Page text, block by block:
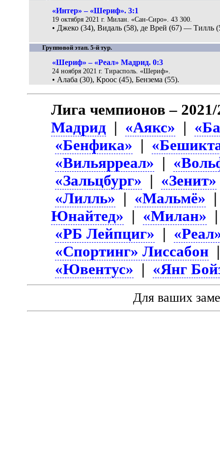
«Интер» – «Шериф». 3:1
19 октября 2021 г. Милан. «Сан-Сиро». 43 300.
• Джеко (34), Видаль (58), де Врей (67) — Тилль
Групповой этап. 5-й тур.
«Шериф» – «Реал» Мадрид. 0:3
24 ноября 2021 г. Тирасполь. «Шериф».
• Алаба (30), Кроос (45), Бензема (55).
Лига чемпионов –
Мадрид | «Аякс» |
«Бенфика» |
«Вильярреал» |
«Зальцбург» | «Зенит»
«Лилль» | «Мальмё»
Юнайтед» | «Милан»
«РБ Лейпциг» |
«Спортинг» Лиссабон
«Ювентус» | «Янг
Для ваших